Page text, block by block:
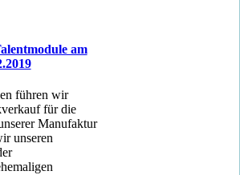
am
führen wir
für die
Manufaktur
unseren